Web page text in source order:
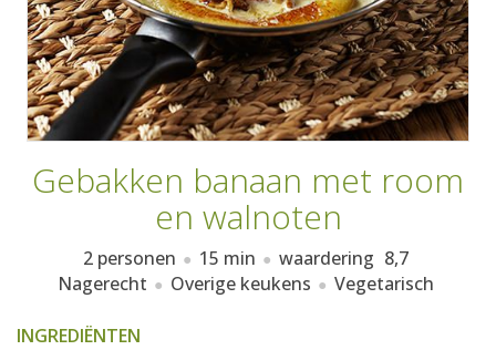
Gebakken banaan met room
en walnoten
2 personen 15 min waardering 8,7
Nagerecht
Overige keukens Vegetarisch
INGREDIËNTEN